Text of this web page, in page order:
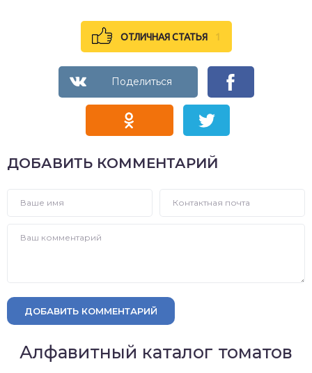
ОТЛИЧНАЯ СТАТЬЯ 1
ДОБАВИТЬ КОММЕНТАРИЙ
ДОБАВИТЬ КОММЕНТАРИЙ
Алфавитный каталог томатов